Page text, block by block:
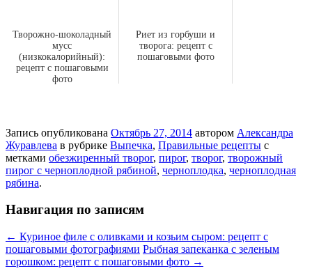
Творожно-шоколадный
мусс
(низкокалорийный):
рецепт с пошаговыми
фото
Риет из горбуши и
творога: рецепт с
пошаговыми фото
Запись опубликована Октябрь 27, 2014 автором Александра
Журавлева в рубрике Выпечка, Правильные рецепты с
метками обезжиренный творог, пирог, творог, творожный
пирог с черноплодной рябиной, черноплодка, черноплодная
рябина.
Навигация по записям
← Куриное филе с оливками и козьим сыром: рецепт с
пошаговыми фотографиями Рыбная запеканка с зеленым
горошком: рецепт с пошаговыми фото →